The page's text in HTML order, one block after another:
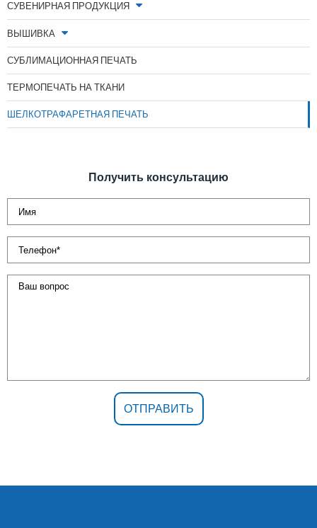
СУВЕНИРНАЯ ПРОДУКЦИЯ
ВЫШИВКА
СУБЛИМАЦИОННАЯ ПЕЧАТЬ
ТЕРМОПЕЧАТЬ НА ТКАНИ
ШЕЛКОТРАФАРЕТНАЯ ПЕЧАТЬ
Получить консультацию